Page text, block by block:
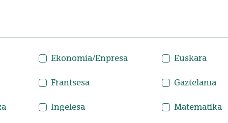
Ekonomia/Enpresa Euskara
Frantsesa Gaztelania
Ingelesa Matematika